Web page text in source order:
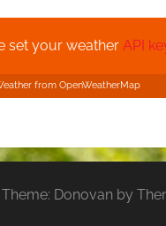
set your weather API
from OpenWeatherMap
Donovan by